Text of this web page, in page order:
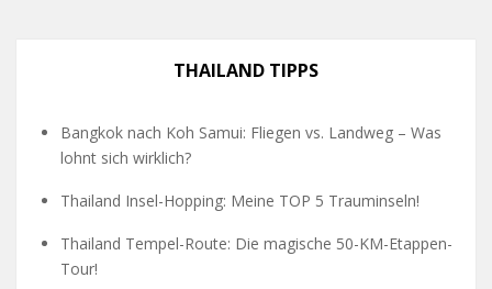
THAILAND TIPPS
Bangkok nach Koh Samui: Fliegen vs. Landweg – Was
lohnt sich wirklich?
Thailand Insel-Hopping: Meine TOP 5 Trauminseln!
Thailand Tempel-Route: Die magische 50-KM-Etappen-
Tour!